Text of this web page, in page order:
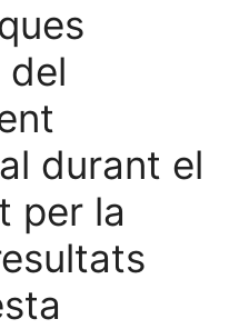
del
durant el
per la